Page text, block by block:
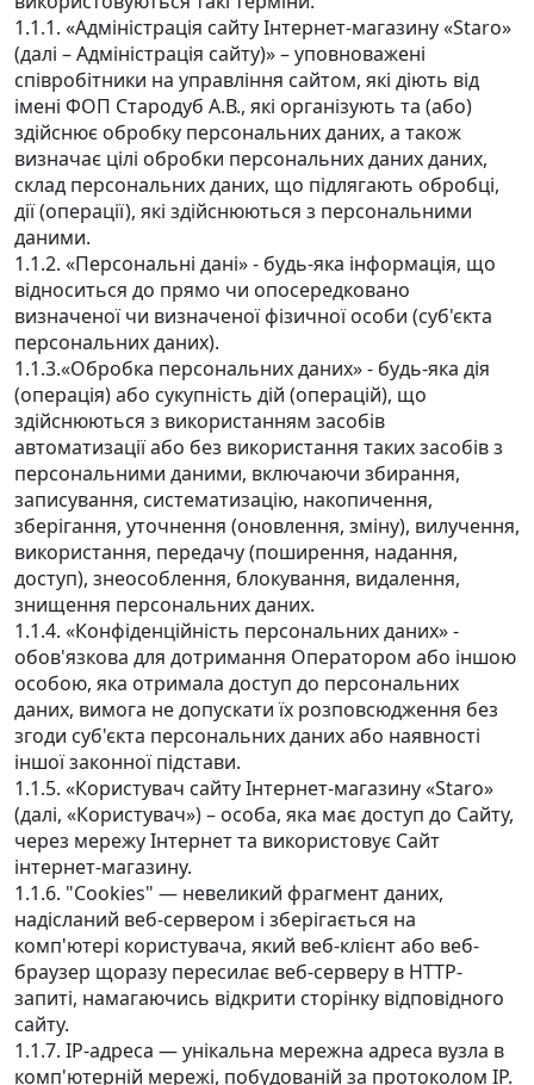
1.1.1. «Адміністрація сайту Інтернет-магазину «Staro»
(далі – Адміністрація сайту)» – уповноважені
співробітники на управління сайтом, які діють від
імені ФОП Стародуб А.В., які організують та (або)
здійснює обробку персональних даних, а також
визначає цілі обробки персональних даних даних,
склад персональних даних, що підлягають обробці,
дії (операції), які здійснюються з персональними
даними.
1.1.2. «Персональні дані» - будь-яка інформація, що
відноситься до прямо чи опосередковано
визначеної чи визначеної фізичної особи (суб'єкта
персональних даних).
1.1.3.«Обробка персональних даних» - будь-яка дія
(операція) або сукупність дій (операцій), що
здійснюються з використанням засобів
автоматизації або без використання таких засобів з
персональними даними, включаючи збирання,
записування, систематизацію, накопичення,
зберігання, уточнення (оновлення, зміну), вилучення,
використання, передачу (поширення, надання,
доступ), знеособлення, блокування, видалення,
знищення персональних даних.
1.1.4. «Конфіденційність персональних даних» -
обов'язкова для дотримання Оператором або іншою
особою, яка отримала доступ до персональних
даних, вимога не допускати їх розповсюдження без
згоди суб'єкта персональних даних або наявності
іншої законної підстави.
1.1.5. «Користувач сайту Інтернет-магазину «Staro»
(далі, «Користувач») – особа, яка має доступ до Сайту,
через мережу Інтернет та використовує Сайт
інтернет-магазину.
1.1.6. "Cookies" — невеликий фрагмент даних,
надісланий веб-сервером і зберігається на
комп'ютері користувача, який веб-клієнт або веб-
браузер щоразу пересилає веб-серверу в HTTP-
запиті, намагаючись відкрити сторінку відповідного
сайту.
1.1.7. IP-адреса — унікальна мережна адреса вузла в
комп'ютерній мережі, побудованій за протоколом IP.